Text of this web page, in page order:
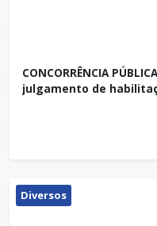
CONCORRÊNCIA
julgamento de
Diversos